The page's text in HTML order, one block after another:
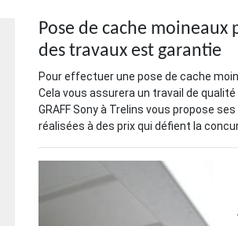
Pose de cache moineaux
des travaux est garantie
Pour effectuer une pose de cache
Cela vous assurera un travail de
GRAFF Sony à Trelins vous propose
réalisées à des prix qui défient la